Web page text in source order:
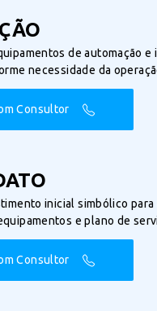
de automação
necessidade da
Consultor
inicial simbólico
e plano de
Consultor